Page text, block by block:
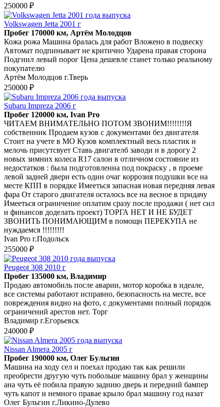
250000 ₽
Volkswagen Jetta 2001 г
Пробег 170000 км, Артём Молодцов
Кожа рожа Машина бралась для работ Вложено в подвеску
Автомат подпинывает не критично Ударена правая сторона
Подгнил левый порог Цена дешевле станет только реальному
покупателю
Артём Молодцов г.Тверь
250000 ₽
Subaru Impreza 2006 г
Пробег 120000 км, Ivan Pro
ЧИТАЕМ ВНИМАТЕЛЬНО ПОТОМ ЗВОНИМ!!!!!!!!Я
собственник Продаем кузов с документами без двигателя
Стоит на учете в МО Кузов комплектный весь пластик и
мелочь присутсвует Ставь двигателб заводи и в дорогу 2
новых зимних колеса R17 салон в отличном состояние из
недостатков : была подготовленна под покраску , в проеме
левой задней двери есть один очаг коррозия подушки все на
месте КПП в порядке Имееться запасная новая передняя левая
фара От старого двигателя осталось все на весное в придачу
Имееться ограничение оплатим сразу после продажи ( нет сил
и финансов доделать проект) ТОРГА НЕТ И НЕ БУДЕТ
ЗВОНИТЬ ПОНИМАЮЩИМ в помощи ПЕРЕКУПА не
нуждаемся !!!!!!!!!
Ivan Pro г.Подольск
255000 ₽
Peugeot 308 2010 г
Пробег 135000 км, Владимир
Продаю автомобиль после аварии, мотор коробка в идеале,
все системы работают исправно, безопасность на месте, все
повреждения видно на фото, с документами полный порядок
ограничений арестов нет. Торг
Владимир г.Егорьевск
240000 ₽
Nissan Almera 2005 г
Пробег 190000 км, Олег Бульгин
Машина на ходу сел и поехал продаю так как решили
преобрести другую чуть побольше машину брал у женщины
ана чуть её побила правую заднию дверь и передний бампер
чуть капот и немного правае крыло брал машину год назат
Олег Бульгин г.Ликино-Дулево